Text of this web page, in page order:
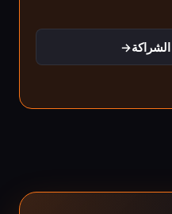
→